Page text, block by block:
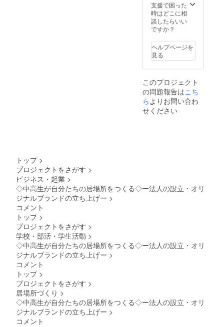
支援で困った
時はどこに相
談したらいい
ですか？
ヘルプページを
見る
このプロジェクト
の問題報告はこち
らよりお問い合わ
せください
トップ >
プロジェクトをさがす >
ビジネス・起業 >
◇中高生が自分たちの居場所をつくる◇ー法人の設立・オリ
ジナルブランドの立ち上げー >
コメント
トップ >
プロジェクトをさがす >
学校・部活・学生活動 >
◇中高生が自分たちの居場所をつくる◇ー法人の設立・オリ
ジナルブランドの立ち上げー >
コメント
トップ >
プロジェクトをさがす >
居場所づくり >
◇中高生が自分たちの居場所をつくる◇ー法人の設立・オリ
ジナルブランドの立ち上げー >
コメント